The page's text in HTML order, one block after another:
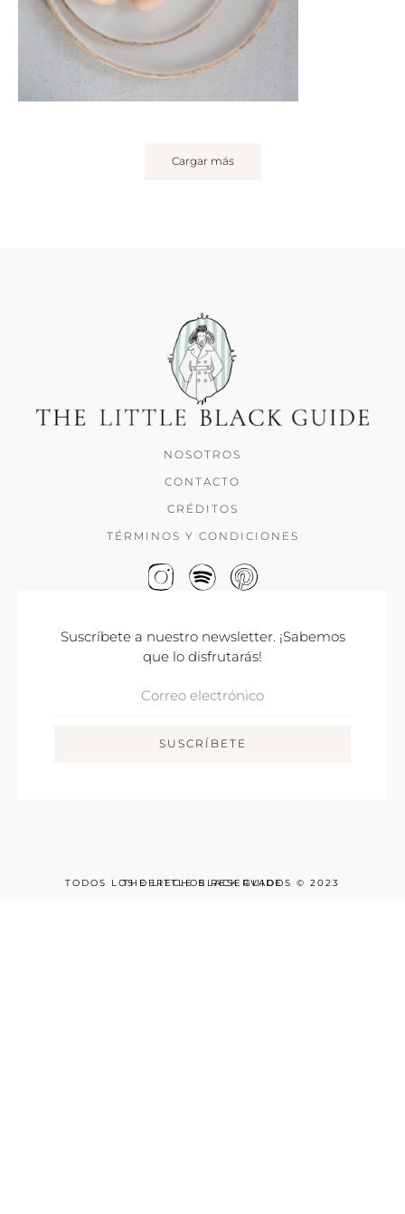
Cargar más
NOSOTROS
CONTACTO
CRÉDITOS
TÉRMINOS Y CONDICIONES
Suscríbete a nuestro newsletter. ¡Sabemos
que lo disfrutarás!
SUSCRÍBETE
TODOS LOS DERECHOS RESERVADOS © 2023
THE LITTLE BLACK GUIDE